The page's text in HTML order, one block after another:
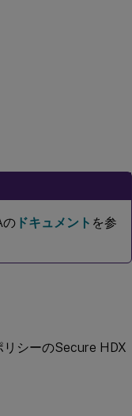
の ドキュメント を参
シーのSecure HDX